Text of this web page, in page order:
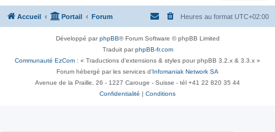
Accueil Portail Forum Heures au format UTC+02:00
Développé parphpBB® Forum Software © phpBB Limited
Traduit parphpBB-fr.com
Communauté EzCom : « Traductions d'extensions & styles pour phpBB 3.2.x & 3.3.x »
Forum hébergé par les services d’ Infomaniak Network SA
Avenue de la Praille, 26 - 1227 Carouge - Suisse - tél +41 22 820 35 44
Confidentialité
Conditions